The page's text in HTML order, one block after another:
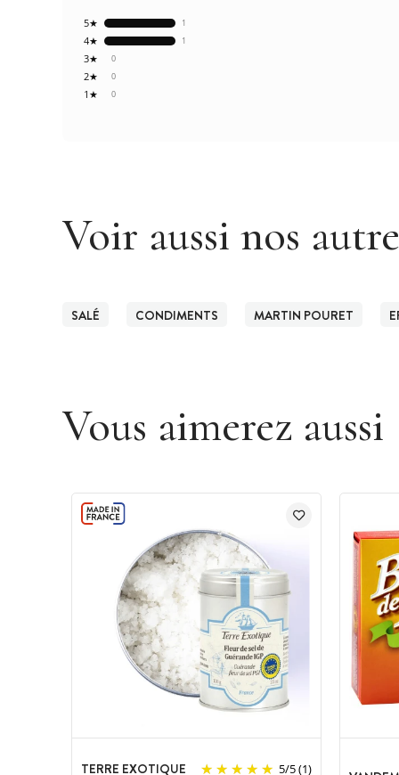
0
1★
0
2★
0
3★
1
4★
1
5★
Voir aussi nos
SALÉ CONDIMENTS MARTIN POURET
Vous aimerez aussi
TERRE EXOTIQUE 5/5(1)